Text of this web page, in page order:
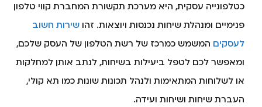
כטלפונייה עסקית, היא מערכת תקשורת המחברת קווי טלפון
פנימיים ומנהלת שיחות נכנסות ויוצאות. זהו שירות חשוב
לעסקים המשמש כמרכז של רשת הטלפון של העסק שלכם,
ומאפשר לכם לטפל ביעילות בשיחות, לנתב אותן למחלקות
או לשלוחות המתאימות ולנהל תכונות שונות כמו תא קולי,
העברת שיחות ושיחות ועידה.